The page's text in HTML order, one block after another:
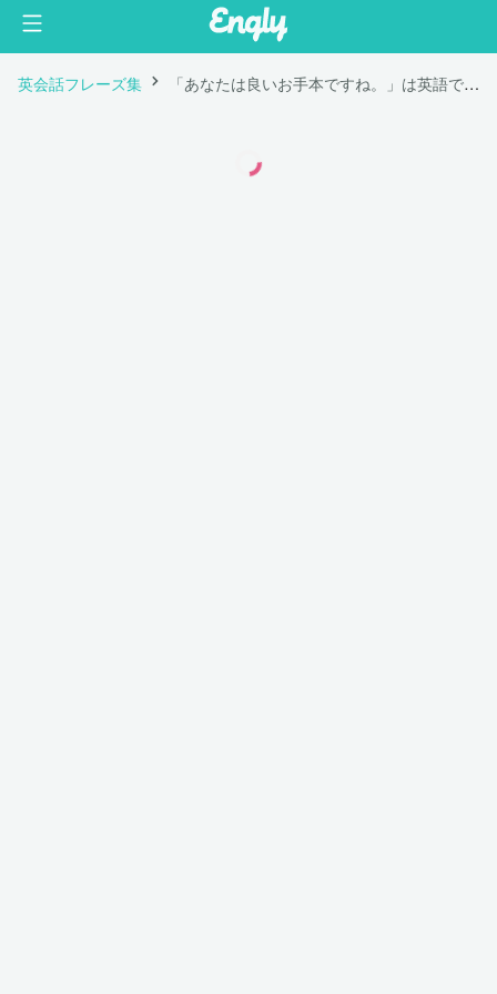
英会話フレーズ集 「あなたは良いお手本ですね。」は英語で "You are a good role model."